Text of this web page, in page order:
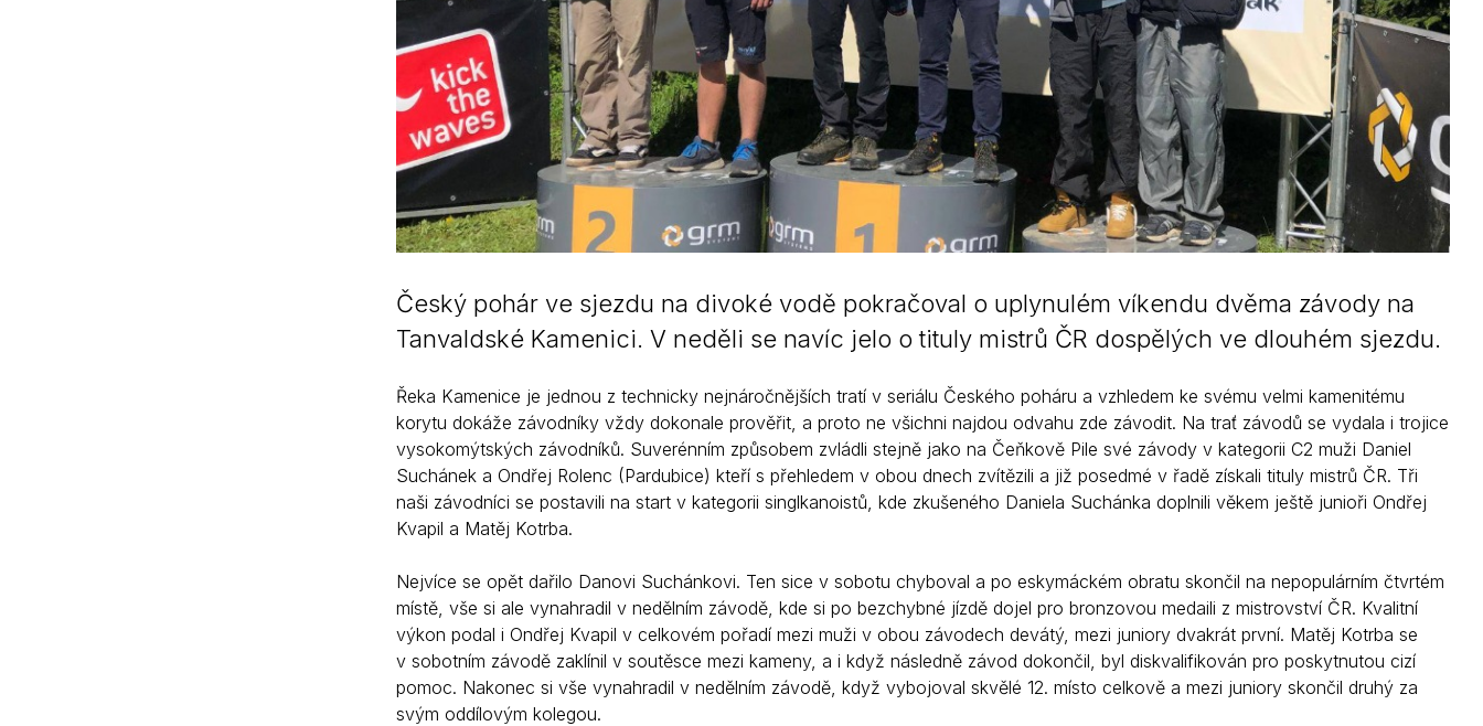
Český pohár ve sjezdu na divoké vodě pokračoval o uplynulém víkendu dvěma závody na
Tanvaldské Kamenici. V neděli se navíc jelo o tituly mistrů ČR dospělých ve dlouhém sjezdu.
Řeka Kamenice je jednou z technicky nejnáročnějších tratí v seriálu Českého poháru a vzhledem ke svému velmi kamenitému
korytu dokáže závodníky vždy dokonale prověřit, a proto ne všichni najdou odvahu zde závodit. Na trať závodů se vydala i trojice
vysokomýtských závodníků. Suverénním způsobem zvládli stejně jako na Čeňkově Pile své závody v kategorii C2 muži Daniel
Suchánek a Ondřej Rolenc (Pardubice) kteří s přehledem v obou dnech zvítězili a již posedmé v řadě získali tituly mistrů ČR. Tři
naši závodníci se postavili na start v kategorii singlkanoistů, kde zkušeného Daniela Suchánka doplnili věkem ještě junioři Ondřej
Kvapil a Matěj Kotrba.
Nejvíce se opět dařilo Danovi Suchánkovi. Ten sice v sobotu chyboval a po eskymáckém obratu skončil na nepopulárním čtvrtém
místě, vše si ale vynahradil v nedělním závodě, kde si po bezchybné jízdě dojel pro bronzovou medaili z mistrovství ČR. Kvalitní
výkon podal i Ondřej Kvapil v celkovém pořadí mezi muži v obou závodech devátý, mezi juniory dvakrát první. Matěj Kotrba se
v sobotním závodě zaklínil v soutěsce mezi kameny, a i když následně závod dokončil, byl diskvalifikován pro poskytnutou cizí
pomoc. Nakonec si vše vynahradil v nedělním závodě, když vybojoval skvělé 12. místo celkově a mezi juniory skončil druhý za
svým oddílovým kolegou.